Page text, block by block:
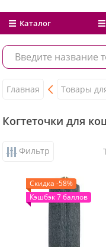
Каталог
Главная Товары
Когтеточки для
Фильтр
Скидка -58%
Кэшбэк 7 баллов